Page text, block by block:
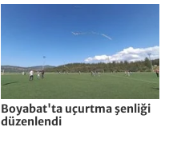
Boyabat'ta uçurtma şenliği
düzenlendi